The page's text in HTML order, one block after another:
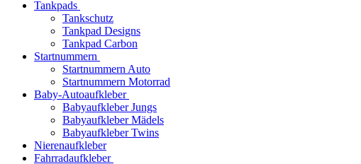
Tankpads
Tankschutz
Tankpad Designs
Tankpad Carbon
Startnummern
Startnummern Auto
Startnummern Motorrad
Baby-Autoaufkleber
Babyaufkleber Jungs
Babyaufkleber Mädels
Babyaufkleber Twins
Nierenaufkleber
Fahrradaufkleber